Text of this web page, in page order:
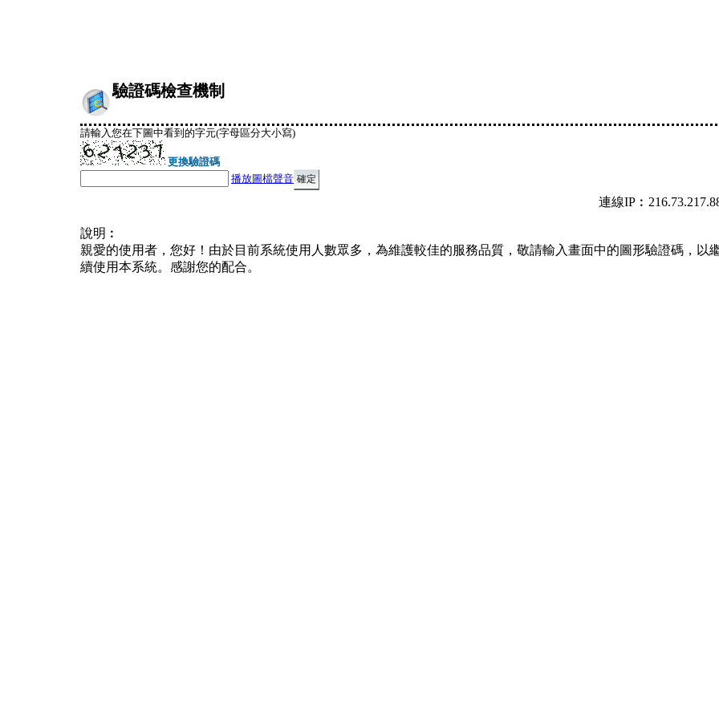
驗證碼檢查機制
請輸入您在下圖中看到的字元(字母區分大小寫)
更換驗證碼
播放圖檔聲音
連線
說明︰
親愛的使用者，您好！由於目前系統使用人數眾多，為維護較佳的服務品質，敬請輸入畫面中的圖形驗證碼，以
續使用本系統。感謝您的配合。